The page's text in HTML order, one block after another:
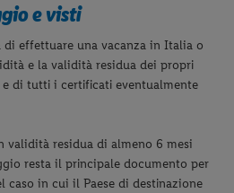
e visti
di effettuare una vacanza in Italia o
e la validità residua dei propri
di tutti i certificati eventualmente
validità residua di almeno 6 mesi
resta il principale documento per
caso in cui il Paese di destinazione